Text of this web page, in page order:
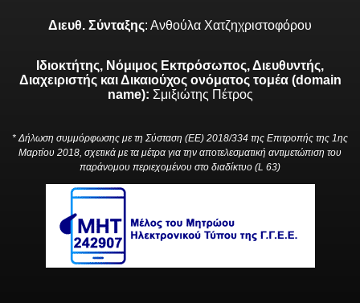
Διευθ. Σύνταξης: Ανθούλα Χατζηχριστοφόρου
Ιδιοκτήτης, Νόμιμος Εκπρόσωπος, Διευθυντής,
Διαχειριστής και Δικαιούχος ονόματος τομέα (domain
name): Σμιξιώτης Πέτρος
* Δήλωση συμμόρφωσης με τη Σύσταση (ΕΕ) 2018/334 της Επιτροπής της 1ης
Μαρτίου 2018, σχετικά με τα μέτρα για την αποτελεσματική αντιμετώπιση του
παράνομου περιεχομένου στο διαδίκτυο (L 63)